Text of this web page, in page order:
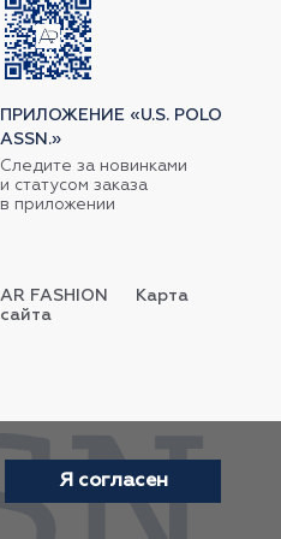
ПРИЛОЖЕНИЕ «U.S. POLO
ASSN.»
Следите за новинками
и статусом заказа
в приложении
AR FASHION
Карта
сайта
Я согласен